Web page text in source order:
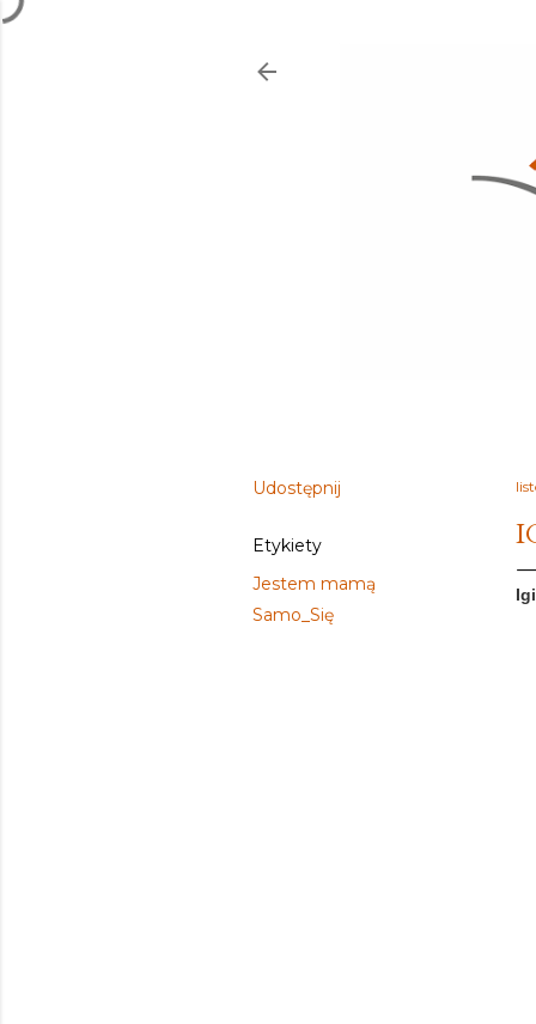
Udostępnij
Etykiety
Jestem mamą
Samo_Się